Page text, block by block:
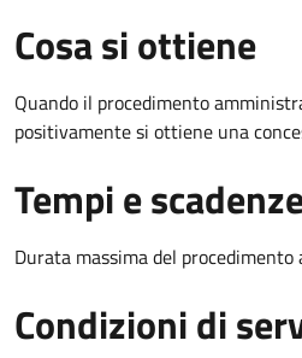
Cosa si ottiene
Quando il procedimento
positivamente si ottiene una
Tempi e
Durata massima del
Condizioni di